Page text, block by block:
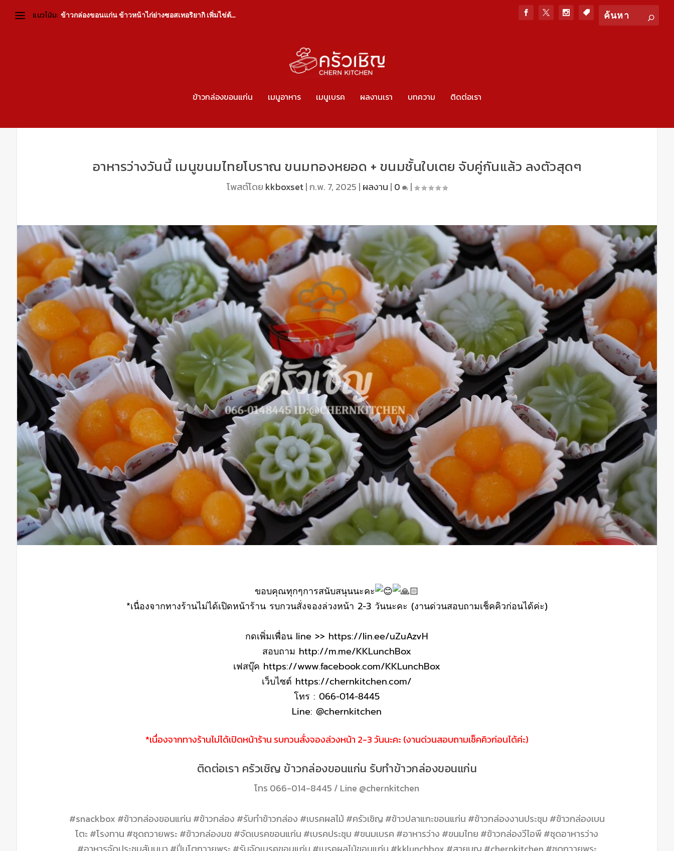
แนวโน้ม: ข้าวกล่องขอนแก่น ข้าวหน้าไก่ย่างซอสเทอริยากิ เพิ่มไข่ต้...
ข้าวกล่องขอนแก่น เมนูอาหาร เมนูเบรค ผลงานเรา บทความ ติดต่อเรา
อาหารว่างวันนี้ เมนูขนมไทยโบราณ ขนมทองหยอด + ขนมชั้นใบเตย จับคู่กันแล้ว ลงตัวสุดๆ
โพสต์โดย kkboxset|ก.พ. 7, 2025 | ผลงาน | 0 |
ขอบคุณทุกๆการสนับสนุนนะคะ
*เนื่องจากทางร้านไม่ได้เปิดหน้าร้าน รบกวนสั่งจองล่วงหน้า 2-3 วันนะคะ (งานด่วนสอบถามเช็คคิวก่อนได้ค่ะ)
กดเพิ่มเพื่อน line >> https://lin.ee/uZuAzvH
สอบถาม http://m.me/KKLunchBox
เฟสบุ๊ค https://www.facebook.com/KKLunchBox
เว็บไซต์ https://chernkitchen.com/
โทร : 066-014-8445
Line: @chernkitchen
*เนื่องจากทางร้านไม่ได้เปิดหน้าร้าน รบกวนสั่งจองล่วงหน้า 2-3 วันนะคะ (งานด่วนสอบถามเช็คคิวก่อนได้ค่ะ)
ติดต่อเรา ครัวเชิญ ข้าวกล่องขอนแก่น รับทำข้าวกล่องขอนแก่น
โทร 066-014-8445 / Line @chernkitchen
#snackbox #ข้าวกล่องขอนแก่น #ข้าวกล่อง #รับทำข้าวกล่อง #เบรคผลไม้ #ครัวเชิญ #ข้าวปลาแกะขอนแก่น #ข้าวกล่องงานประชุม #ข้าวกล่องเบน
โตะ #โรงทาน #ชุดถวายพระ #ข้าวกล่องมข #จัดเบรคขอนแก่น #เบรคประชุม #ขนมเบรค #อาหารว่าง #ขนมไทย #ข้าวกล่องวีไอพี #ชุดอาหารว่าง